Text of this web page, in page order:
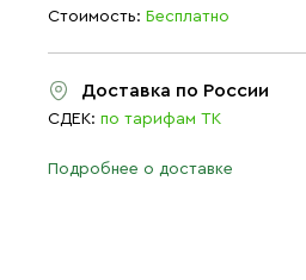
Стоимость: Бесплатно
Доставка по России
СДЕК: по тарифам ТК
Подробнее о доставке